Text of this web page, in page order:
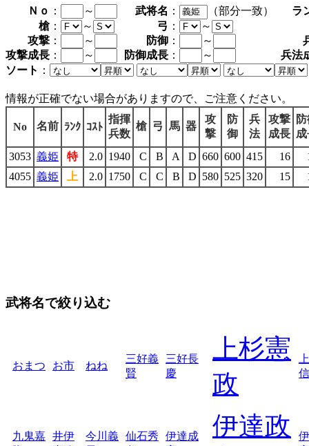
Ｎｏ ： ～ 武将名 ： （部分一致）
ラ
槍 ： ～ 弓 ：
～
攻撃 ： ～ 防御 ： ～
攻撃成長 ： ～ 防御成長 ： ～
兵法
ソート ：
情報が正確でない場合がありますので、ご注意ください。
No 名前 ﾗﾝｸ ｺｽﾄ
指揮
兵数
槍 弓 馬 器
攻
撃
防
御
兵
法
攻撃
成長
3053 義姫 特 2.0 1940 C B A D 660 600 415 16
4055 義姫 上 2.0 1750 C C B D 580 525 320 15
武将名で絞り込む
おまつ お市 ねね
三好義
賢
三好長
慶
上杉憲
政
信
九鬼嘉 井伊
今川義 仙石秀
伊達成
伊達政